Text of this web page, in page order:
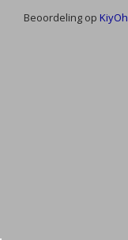
Beoordeling op KiyOh